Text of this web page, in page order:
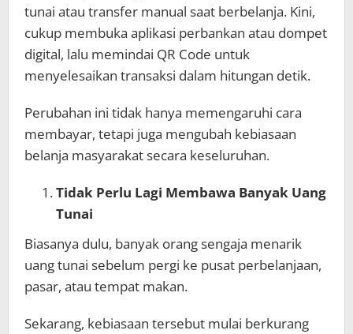
tunai atau transfer manual saat berbelanja. Kini,
cukup membuka aplikasi perbankan atau dompet
digital, lalu memindai QR Code untuk
menyelesaikan transaksi dalam hitungan detik.
Perubahan ini tidak hanya memengaruhi cara
membayar, tetapi juga mengubah kebiasaan
belanja masyarakat secara keseluruhan.
Tidak Perlu Lagi Membawa Banyak Uang
Tunai
Biasanya dulu, banyak orang sengaja menarik
uang tunai sebelum pergi ke pusat perbelanjaan,
pasar, atau tempat makan.
Sekarang, kebiasaan tersebut mulai berkurang